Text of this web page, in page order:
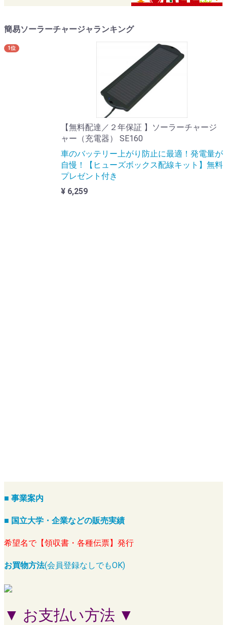
簡易ソーラーチャージャランキング
1位
【無料配達／２年保証 】ソーラーチャージ
ャー（充電器） SE160
車のバッテリー上がり防止に最適！発電量が
自慢！【ヒューズボックス配線キット】無料
プレゼント付き
¥ 6,259
■ 事業案内
■ 国立大学・企業などの販売実績
希望名で【領収書・各種伝票】発行
お買物方法(会員登録なしでもOK)
▼ お支払い方法 ▼